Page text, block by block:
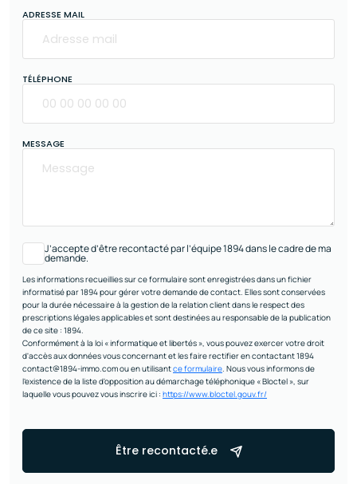
ADRESSE MAIL
TÉLÉPHONE
MESSAGE
J’accepte d’être recontacté par l’équipe 1894 dans le cadre de ma
demande.
Les informations recueillies sur ce formulaire sont enregistrées dans un fichier
informatisé par 1894 pour gérer votre demande de contact. Elles sont conservées
pour la durée nécessaire à la gestion de la relation client dans le respect des
prescriptions légales applicables et sont destinées au responsable de la publication
de ce site : 1894.
Conformément à la loi « informatique et libertés », vous pouvez exercer votre droit
d'accès aux données vous concernant et les faire rectifier en contactant 1894
contact@1894-immo.com ou en utilisantce formulaire. Nous vous informons de
l’existence de la liste d'opposition au démarchage téléphonique « Bloctel », sur
laquelle vous pouvez vous inscrire ici : https://www.bloctel.gouv.fr/
Être recontacté.e